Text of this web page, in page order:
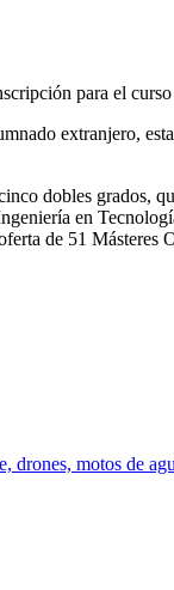
para el
extranjero,
dobles grados,
en
de 51 Másteres
drones, motos de